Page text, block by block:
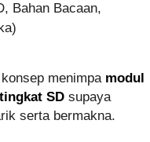
Bahan Bacaan,
menimpa modul
SD supaya
serta bermakna.